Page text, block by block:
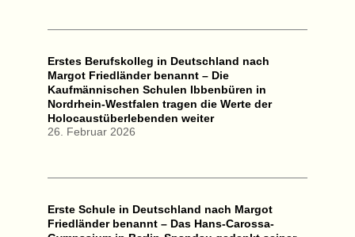
Erstes Berufskolleg in Deutschland nach
Margot Friedländer benannt – Die
Kaufmännischen Schulen Ibbenbüren in
Nordrhein-Westfalen tragen die Werte der
Holocaustüberlebenden weiter
26. Februar 2026
Erste Schule in Deutschland nach Margot
Friedländer benannt – Das Hans-Carossa-